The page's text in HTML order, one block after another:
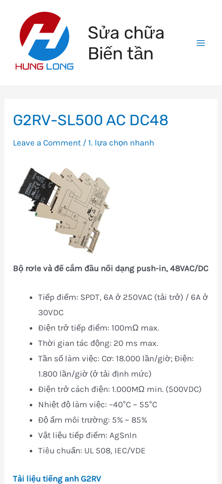
content
Sửa chữa
Biến tần
G2RV-SL500 AC DC48
Leave a Comment /1. lựa chọn nhanh
Bộ rơle và đế cắm đầu nối dạng push-in, 48VAC/DC
Tiếp điểm: SPDT, 6A ở 250VAC (tải trở) / 6A ở
30VDC
Điện trở tiếp điểm: 100mΩ max.
Thời gian tác động: 20 ms max.
Tần số làm việc: Cơ: 18.000 lần/giờ; Điện:
1.800 lần/giờ (ở tải định mức)
Điện trở cách điện: 1.000MΩ min. (500VDC)
Nhiệt độ làm việc: –40°C ~ 55°C
Độ ẩm môi trường: 5% ~ 85%
Vật liệu tiếp điểm: AgSnIn
Tiêu chuẩn: UL 508, IEC/VDE
Tài liệu tiếng anh G2RV